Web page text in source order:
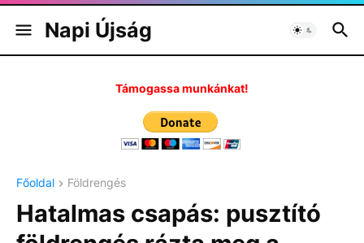
Napi Újság
Támogassa munkánkat!
Főoldal Földrengés
Hatalmas csapás: pusztító